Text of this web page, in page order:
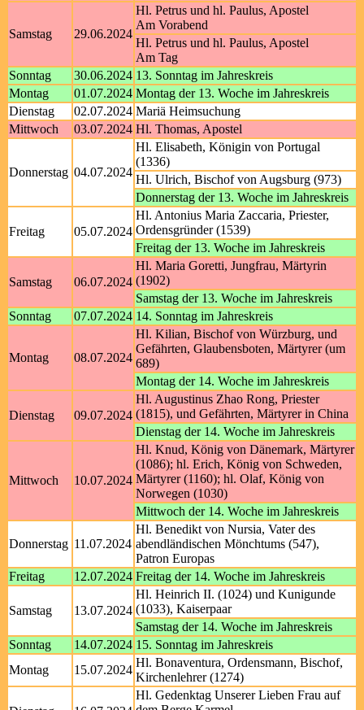
Samstag 29.06.2024
Hl. Petrus und hl. Paulus, Apostel
Am Vorabend
Hl. Petrus und hl. Paulus, Apostel
Am Tag
Sonntag
30.06.2024 13. Sonntag im Jahreskreis
Montag
01.07.2024 Montag der 13. Woche im Jahreskreis
Dienstag
02.07.2024 Mariä Heimsuchung
Mittwoch
03.07.2024 Hl. Thomas, Apostel
Donnerstag 04.07.2024
Hl. Elisabeth, Königin von Portugal
(1336)
Hl. Ulrich, Bischof von Augsburg (973)
Donnerstag der 13. Woche im Jahreskreis
Freitag 05.07.2024
Hl. Antonius Maria Zaccaria, Priester,
Ordensgründer (1539)
Freitag der 13. Woche im Jahreskreis
Samstag 06.07.2024
Hl. Maria Goretti, Jungfrau, Märtyrin
(1902)
Samstag der 13. Woche im Jahreskreis
Sonntag
07.07.2024 14. Sonntag im Jahreskreis
Montag 08.07.2024
Hl. Kilian, Bischof von Würzburg, und
Gefährten, Glaubensboten, Märtyrer (um
689)
Montag der 14. Woche im Jahreskreis
Dienstag 09.07.2024
Hl. Augustinus Zhao Rong, Priester
(1815), und Gefährten, Märtyrer in China
Dienstag der 14. Woche im Jahreskreis
Mittwoch 10.07.2024
Hl. Knud, König von Dänemark, Märtyrer
(1086); hl. Erich, König von Schweden,
Märtyrer (1160); hl. Olaf, König von
Norwegen (1030)
Mittwoch der 14. Woche im Jahreskreis
Donnerstag 11.07.2024
Hl. Benedikt von Nursia, Vater des
abendländischen Mönchtums (547),
Patron Europas
Freitag
12.07.2024 Freitag der 14. Woche im Jahreskreis
Samstag 13.07.2024
Hl. Heinrich II. (1024) und Kunigunde
(1033), Kaiserpaar
Samstag der 14. Woche im Jahreskreis
Sonntag
14.07.2024 15. Sonntag im Jahreskreis
Montag
15.07.2024
Hl. Bonaventura, Ordensmann, Bischof,
Kirchenlehrer (1274)
Hl. Gedenktag Unserer Lieben Frau auf